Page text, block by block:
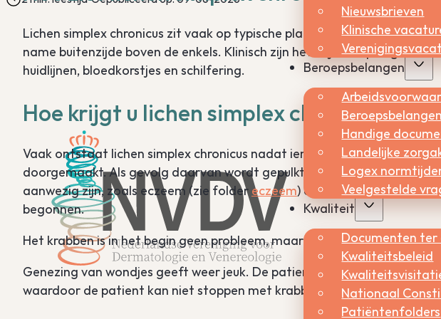
Nieuwsbrieven
Klinische
Beroepsbelangen
Beroepsbelangen
Handige
Landelijke
Logex
Veelgestelde
Kwaliteit
Documenten
Kwaliteitsbeleid
Nationaal
Patiëntenfolders
Lichen simplex chronicus zit vaak op typische plaatsen: nek,
name buitenzijde boven de enkels. Klinisch zijn het vrij scherp
huidlijnen, bloedkorstjes en schilfering.
Hoe krijgt u lichen simplex chronicus?
Vaak ontstaat lichen simplex chronicus nadat iemand een emotionele
doorgemaakt. Als gevolg daarvan wordt gepulkt of gekrabt aan de
aanwezig zijn, zoals eczeem (zie folder eczeem) of een droge huid (zie
begonnen.
Het krabben is in het begin geen probleem, maar als de huid
Genezing van wondjes geeft weer jeuk. De patient komt dus in een
waardoor de patient kan niet stoppen met krabben.